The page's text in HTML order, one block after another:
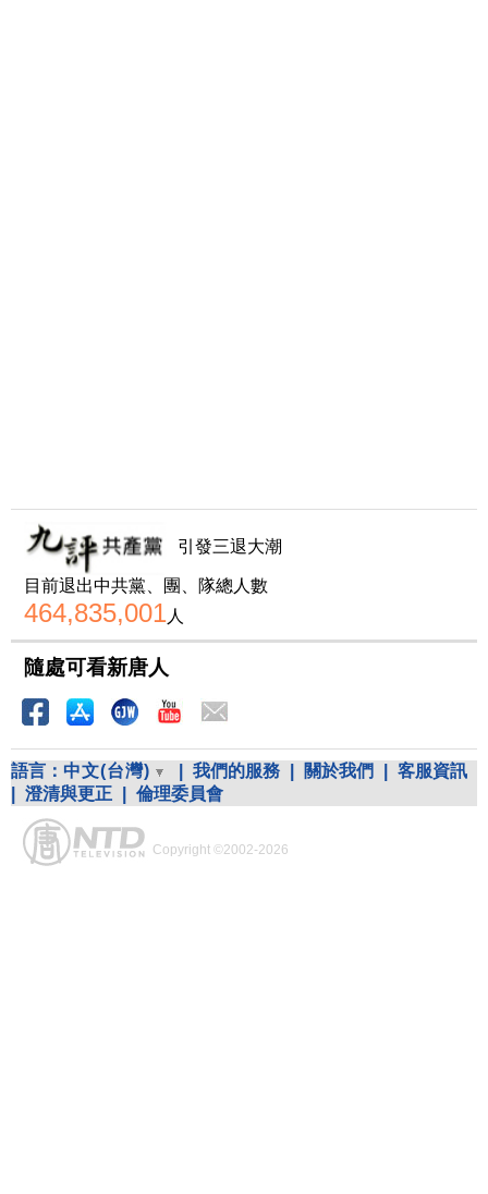
引發三退大潮
目前退出中共黨、團、隊總人數
464,835,001人
隨處可看新唐人
語言： 中文(台灣) 我們的服務 關於我們
客服資訊
澄清與更正 倫理委員會
Copyright ©2002-2026